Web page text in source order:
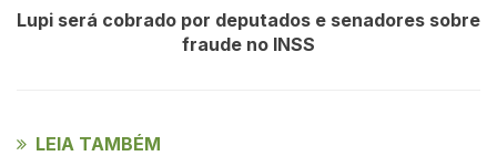
Lupi será cobrado por deputados e senadores sobre
fraude no INSS
LEIA TAMBÉM